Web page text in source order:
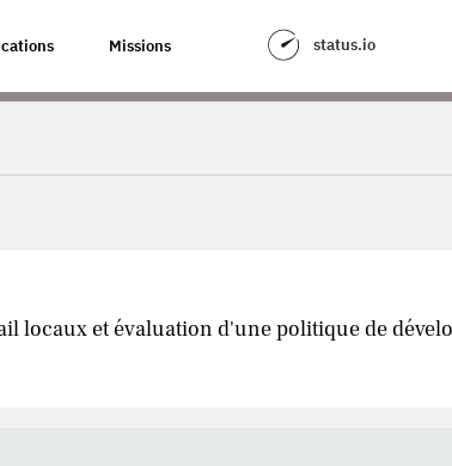
Missions status.io
locaux et évaluation d'une politique de